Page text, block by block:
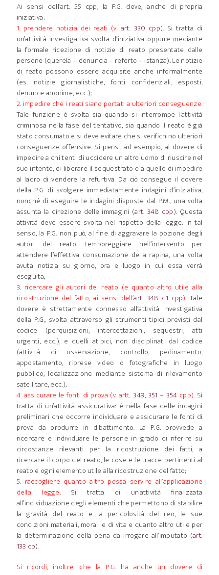
Ai sensi dell’art. 55 cpp, la P.G. deve, anche di propria
iniziativa:
1. prendere notizia dei reati (v. art. 330 cpp). Si tratta di
un’attività investigativa svolta d’iniziativa oppure mediante
la formale ricezione di notizie di reato presentate dalle
persone (querela – denuncia – referto – istanza). Le notizie
di reato possono essere acquisite anche informalmente
(es. notizie giornalistiche, fonti confidenziali, esposti,
denunce anonime, ecc.);
2. impedire che i reati siano portati a ulteriori conseguenze.
Tale funzione è svolta sia quando si interrompe l’attività
criminosa nella fase del tentativo, sia quando il reato è già
stato consumato e si deve evitare che si verifichino ulteriori
conseguenze offensive. Si pensi, ad esempio, al dovere di
impedire a chi tenti di uccidere un altro uomo di riuscire nel
suo intento, di liberare il sequestrato o a quello di impedire
al ladro di vendere la refurtiva. Da ciò consegue il dovere
della P.G. di svolgere immediatamente indagini d’iniziativa,
nonché di eseguire le indagini disposte dal P.M., una volta
assunta la direzione delle immagini (art. 348 cpp). Questa
attività deve essere svolta nel rispetto della legge. In tal
senso, la P.G. non può, al fine di aggravare la pozione degli
autori del reato, temporeggiare nell’intervento per
attendere l’effettiva consumazione della rapina, una volta
avuta notizia su giorno, ora e luogo in cui essa verrà
eseguita;
3. ricercare gli autori del reato (e quanto altro utile alla
ricostruzione del fatto, ai sensi dell’art. 348 c.1 cpp). Tale
dovere è strettamente connesso all’attività investigativa
della P.G., svolta attraverso gli strumenti tipici previsti dal
codice (perquisizioni, intercettazioni, sequestri, atti
urgenti, ecc.), e quelli atipici, non disciplinati dal codice
(attività di osservazione, controllo, pedinamento,
appostamento, riprese video o fotografiche in luogo
pubblico, localizzazione mediante sistema di rilevamento
satellitare, ecc.);
4. assicurare le fonti di prova (v. artt.349, 351 – 354 cpp). Si
tratta di un’attività assicurativa: è nella fase delle indagini
preliminari che occorre individuare e assicurare le fonti di
prova da produrre in dibattimento. La P.G. provvede a
ricercare e individuare le persone in grado di riferire su
circostanze rilevanti per la ricostruzione dei fatti, a
ricercare il corpo del reato, le cose e le tracce pertinenti al
reato e ogni elemento utile alla ricostruzione del fatto;
5. raccogliere quanto altro possa servire all’applicazione
della legge. Si tratta di un’attività finalizzata
all’individuazione degli elementi che permettono di stabilire
la gravità del reato e la pericolosità del reo, le sue
condizioni materiali, morali e di vita e quanto altro utile per
la determinazione della pena da irrogare all’imputato (art.
133 cp).
Si ricordi, inoltre, che la P.G. ha anche un dovere di